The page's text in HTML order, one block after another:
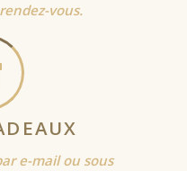
vous.
e-mail ou sous